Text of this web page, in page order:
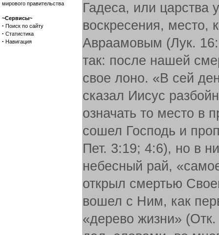
мирового правительства
~Сервисы~
· Поиск по сайту
· Статистика
· Навигация
Гадеса, или царства
воскресения, место,
Авраамовым (Лук.
так: после нашей
свое лоно. «В сей
сказал Иисус
означать то место в
сошел Господь и
Пет. 3:19; 4:6), но в
небесный рай,
открыл смертью
вошел с Ним, как
«дерево жизни»